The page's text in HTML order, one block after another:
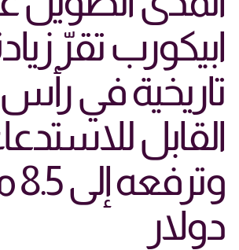
ابيكورب تقرّ
تاريخية في
القابل
دولار